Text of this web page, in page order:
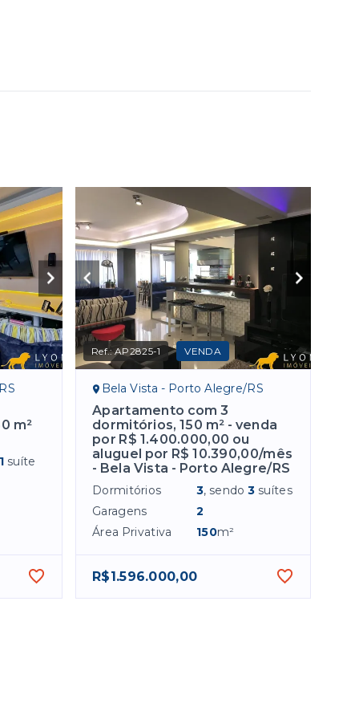
m²
1 suíte
Ref.:AP2825-1 VENDA
Bela Vista - Porto Alegre/RS
Apartamento com 3
dormitórios, 150 m² - venda
por R$ 1.400.000,00 ou
aluguel por R$ 10.390,00/mês
- Bela Vista - Porto Alegre/RS
Dormitórios 3, sendo3 suítes
Garagens
2
Área Privativa
150m²
R$1.596.000,00